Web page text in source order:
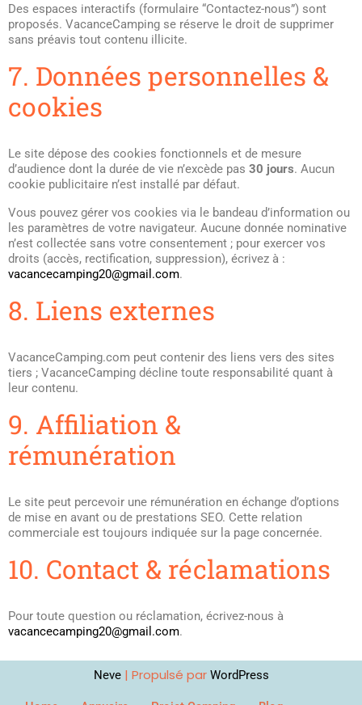
Des espaces interactifs (formulaire “Contactez-nous”) sont
proposés. VacanceCamping se réserve le droit de supprimer
sans préavis tout contenu illicite.
7. Données personnelles &
cookies
Le site dépose des cookies fonctionnels et de mesure
d’audience dont la durée de vie n’excède pas 30 jours. Aucun
cookie publicitaire n’est installé par défaut.
Vous pouvez gérer vos cookies via le bandeau d’information ou
les paramètres de votre navigateur. Aucune donnée nominative
n’est collectée sans votre consentement ; pour exercer vos
droits (accès, rectification, suppression), écrivez à :
vacancecamping20@gmail.com.
8. Liens externes
VacanceCamping.com peut contenir des liens vers des sites
tiers ; VacanceCamping décline toute responsabilité quant à
leur contenu.
9. Affiliation &
rémunération
Le site peut percevoir une rémunération en échange d’options
de mise en avant ou de prestations SEO. Cette relation
commerciale est toujours indiquée sur la page concernée.
10. Contact & réclamations
Pour toute question ou réclamation, écrivez-nous à
vacancecamping20@gmail.com.
Neve| Propulsé par WordPress